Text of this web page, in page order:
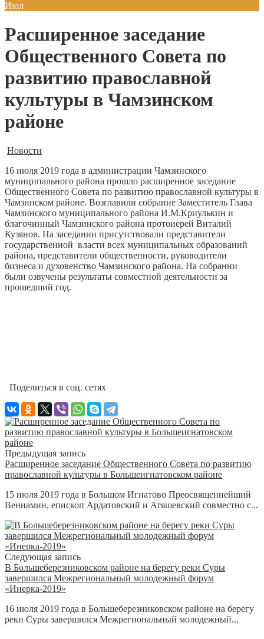
Июл
Расширенное заседание
Общественного Совета по
развитию православной
культуры в Чамзинском
районе
Новости
16 июля 2019 года в администрации Чамзинского
муниципального района прошло расширенное заседание
Общественного Совета по развитию православной культуры в
Чамзинском районе. Возглавили собрание Заместитель Глава
Чамзинского муниципального района И.М.Криулькин и
благочинный Чамзинского района протоиерей Виталий
Кузянов. На заседании присутствовали представители
государственной власти всех муниципальных образований
района, представители общественности, руководители
бизнеса и духовенство Чамзинского района. На собрании
были озвучены результаты совместной деятельности за
прошедший год.
Поделиться в соц. сетях
Предыдущая запись
Расширенное заседание Общественного Совета по развитию
православной культуры в Большеигнатовском районе
15 июля 2019 года в Большом Игнатово Преосвященнейший
Вениамин, епископ Ардатовский и Атяшевский совместно с...
Следующая запись
В Большеберезниковском районе на берегу реки Суры
завершился Межрегиональный молодежный форум
«Инерка-2019»
16 июля 2019 года в Большеберезниковском районе на берегу
реки Суры завершился Межрегиональный молодежный...